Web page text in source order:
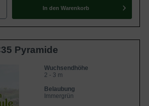
In den Warenkorb
Pyramide
Wuchsendhöhe
2 - 3 m
Belaubung
Immergrün